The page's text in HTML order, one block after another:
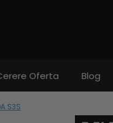
Oferta Blog
S3S